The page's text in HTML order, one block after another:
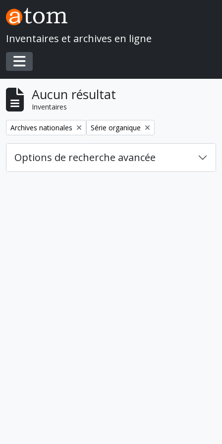
Skip to main content
Inventaires et archives en ligne
Toggle navigation
Aucun résultat
Inventaires
Remove filter:
Archives nationales Remove filter:
Série organique
Options de recherche avancée